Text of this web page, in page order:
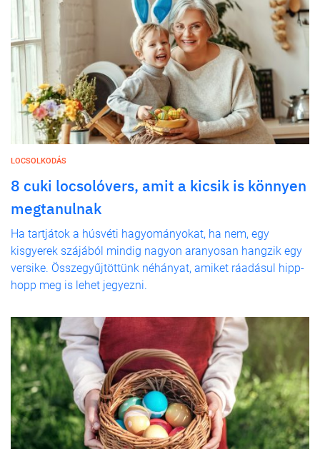
LOCSOLKODÁS
8 cuki locsolóvers, amit a kicsik is könnyen
megtanulnak
Ha tartjátok a húsvéti hagyományokat, ha nem, egy
kisgyerek szájából mindig nagyon aranyosan hangzik egy
versike. Összegyűjtöttünk néhányat, amiket ráadásul hipp-
hopp meg is lehet jegyezni.